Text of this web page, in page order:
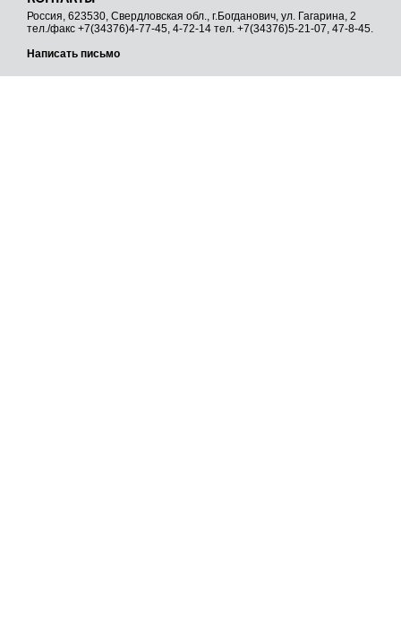
Россия, 623530, Свердловская обл., г.Богданович, ул. Гагарина, 2
тел./факс +7(34376)4-77-45, 4-72-14 тел. +7(34376)5-21-07, 47-8-45.
Написать письмо